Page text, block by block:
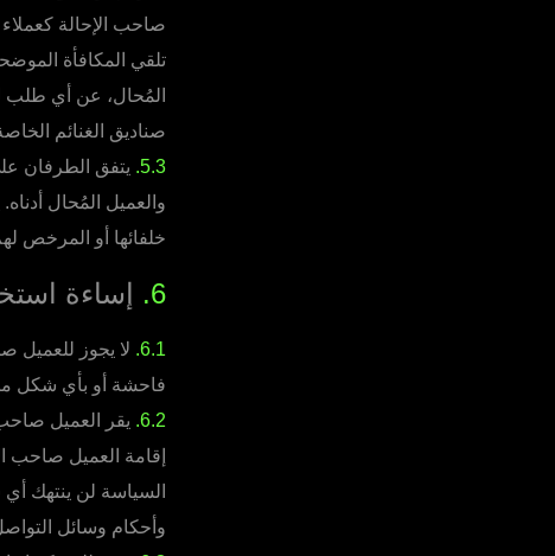
صاحب الإحالة
تلقي المكافأة
المُحال، عن أي
صناديق الغنائم الخاصة المُشار إليها في
5.3. يتفق الطرفان
والعميل المُحال
خلفائها أو المرخص
6. إساءة
6.1. لا يجوز للعميل
فاحشة أو بأي شكل
6.2. يقر العميل
إقامة العميل صاحب
السياسة لن ينتهك
وأحكام وسائل